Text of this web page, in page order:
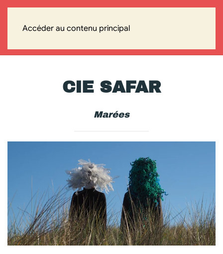
Accéder au contenu principal
CIE SAFAR
Marées